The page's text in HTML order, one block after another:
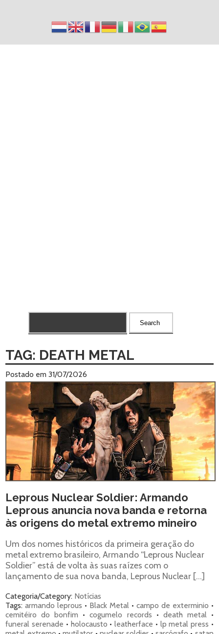
TAG: DEATH METAL
Postado em 31/07/2026
Leprous Nuclear Soldier: Armando
Leprous anuncia nova banda e retorna
às origens do metal extremo mineiro
Um dos nomes históricos da primeira geração do
metal extremo brasileiro, Armando “Leprous Nuclear
Soldier” está de volta às suas raízes com o
lançamento de sua nova banda, Leprous Nuclear […]
Categoria/Category: Notícias
Tags:armando leprous • Black Metal • campo de exterminio •
cemitéiro do bonfim •cogumelo records • death metal•
funeral serenade • holocausto •leatherface • lp metal press •